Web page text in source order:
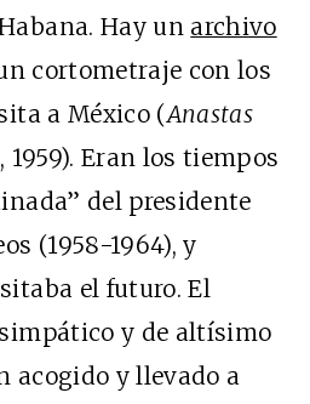
Hay un archivo
cortometraje con los
a México (Anastas
, 1959). Eran los tiempos
del presidente
(1958-1964), y
el futuro. El
y de altísimo
acogido y llevado a